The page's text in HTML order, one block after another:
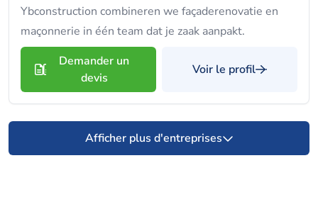
Ybconstruction combineren we façaderenovatie en
maçonnerie in één team dat je zaak aanpakt.
Demander un
devis
Voir le profil
Afficher plus d'entreprises